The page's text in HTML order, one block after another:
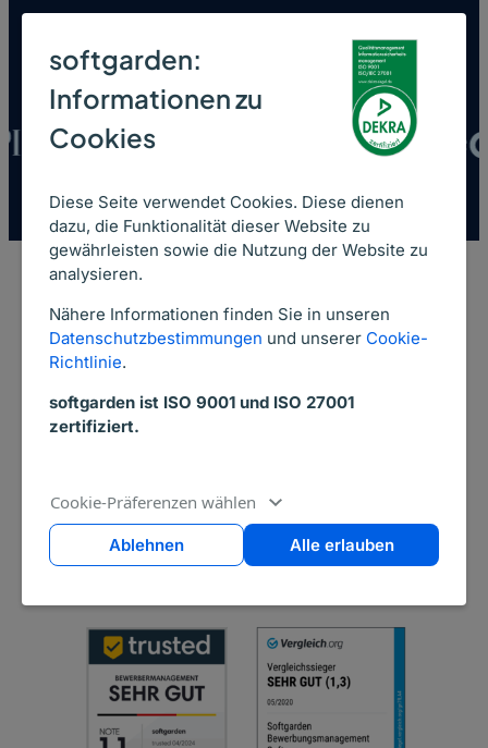
softgarden:
Informationen zu
Cookies
Diese Seite verwendet Cookies. Diese dienen
dazu, die Funktionalität dieser Website zu
gewährleisten sowie die Nutzung der Website zu
analysieren.
Nähere Informationen finden Sie in unseren
Datenschutzbestimmungen und unserer Cookie-
Richtlinie.
softgarden ist ISO 9001 und ISO 27001
zertifiziert.
Cookie-Präferenzen wählen
Ablehnen Alle erlauben
uns bereits erfolgreich
Über softgarden
Führender Recruiting
Software Anbieter